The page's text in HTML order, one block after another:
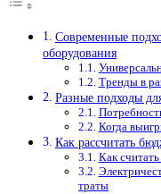
Современные
оборудования
Тренды в
Разные подходы
Когда
Как рассчитать
Как
траты